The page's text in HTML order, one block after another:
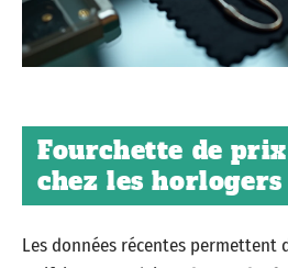
Fourchette de
chez les
Les données récentes permettent